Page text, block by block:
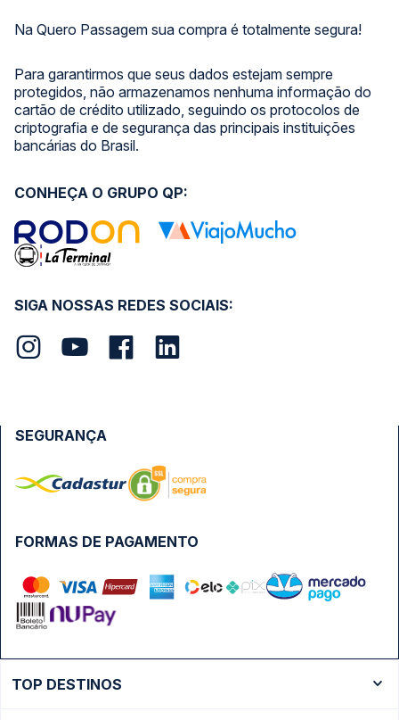
Na Quero Passagem sua compra é totalmente segura!
Para garantirmos que seus dados estejam sempre
protegidos, não armazenamos nenhuma informação do
cartão de crédito utilizado, seguindo os protocolos de
criptografia e de segurança das principais instituições
bancárias do Brasil.
SIGA NOSSAS REDES SOCIAIS:
CONHEÇA O GRUPO QP:
FORMAS DE PAGAMENTO
SEGURANÇA
TOP DESTINOS